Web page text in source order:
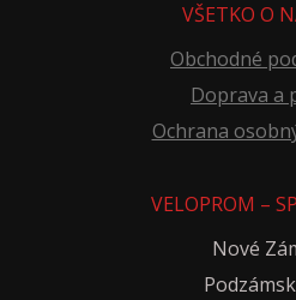
VŠETKO O
Obchodné
Doprava a
Ochrana
VELOPROM –
Nové